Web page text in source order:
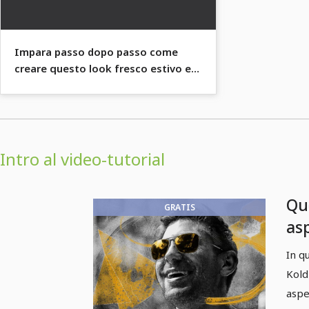
Impara passo dopo passo come
creare questo look fresco estivo e
Intro al video-tutorial
GRATIS
In